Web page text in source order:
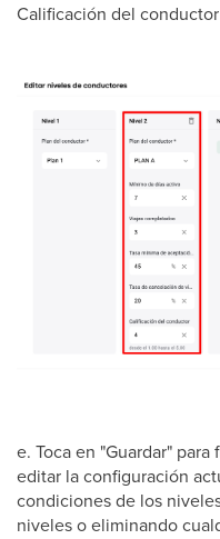
Calificación del
e. Toca en "Guardar"
editar la configuración
condiciones de los
niveles o eliminando